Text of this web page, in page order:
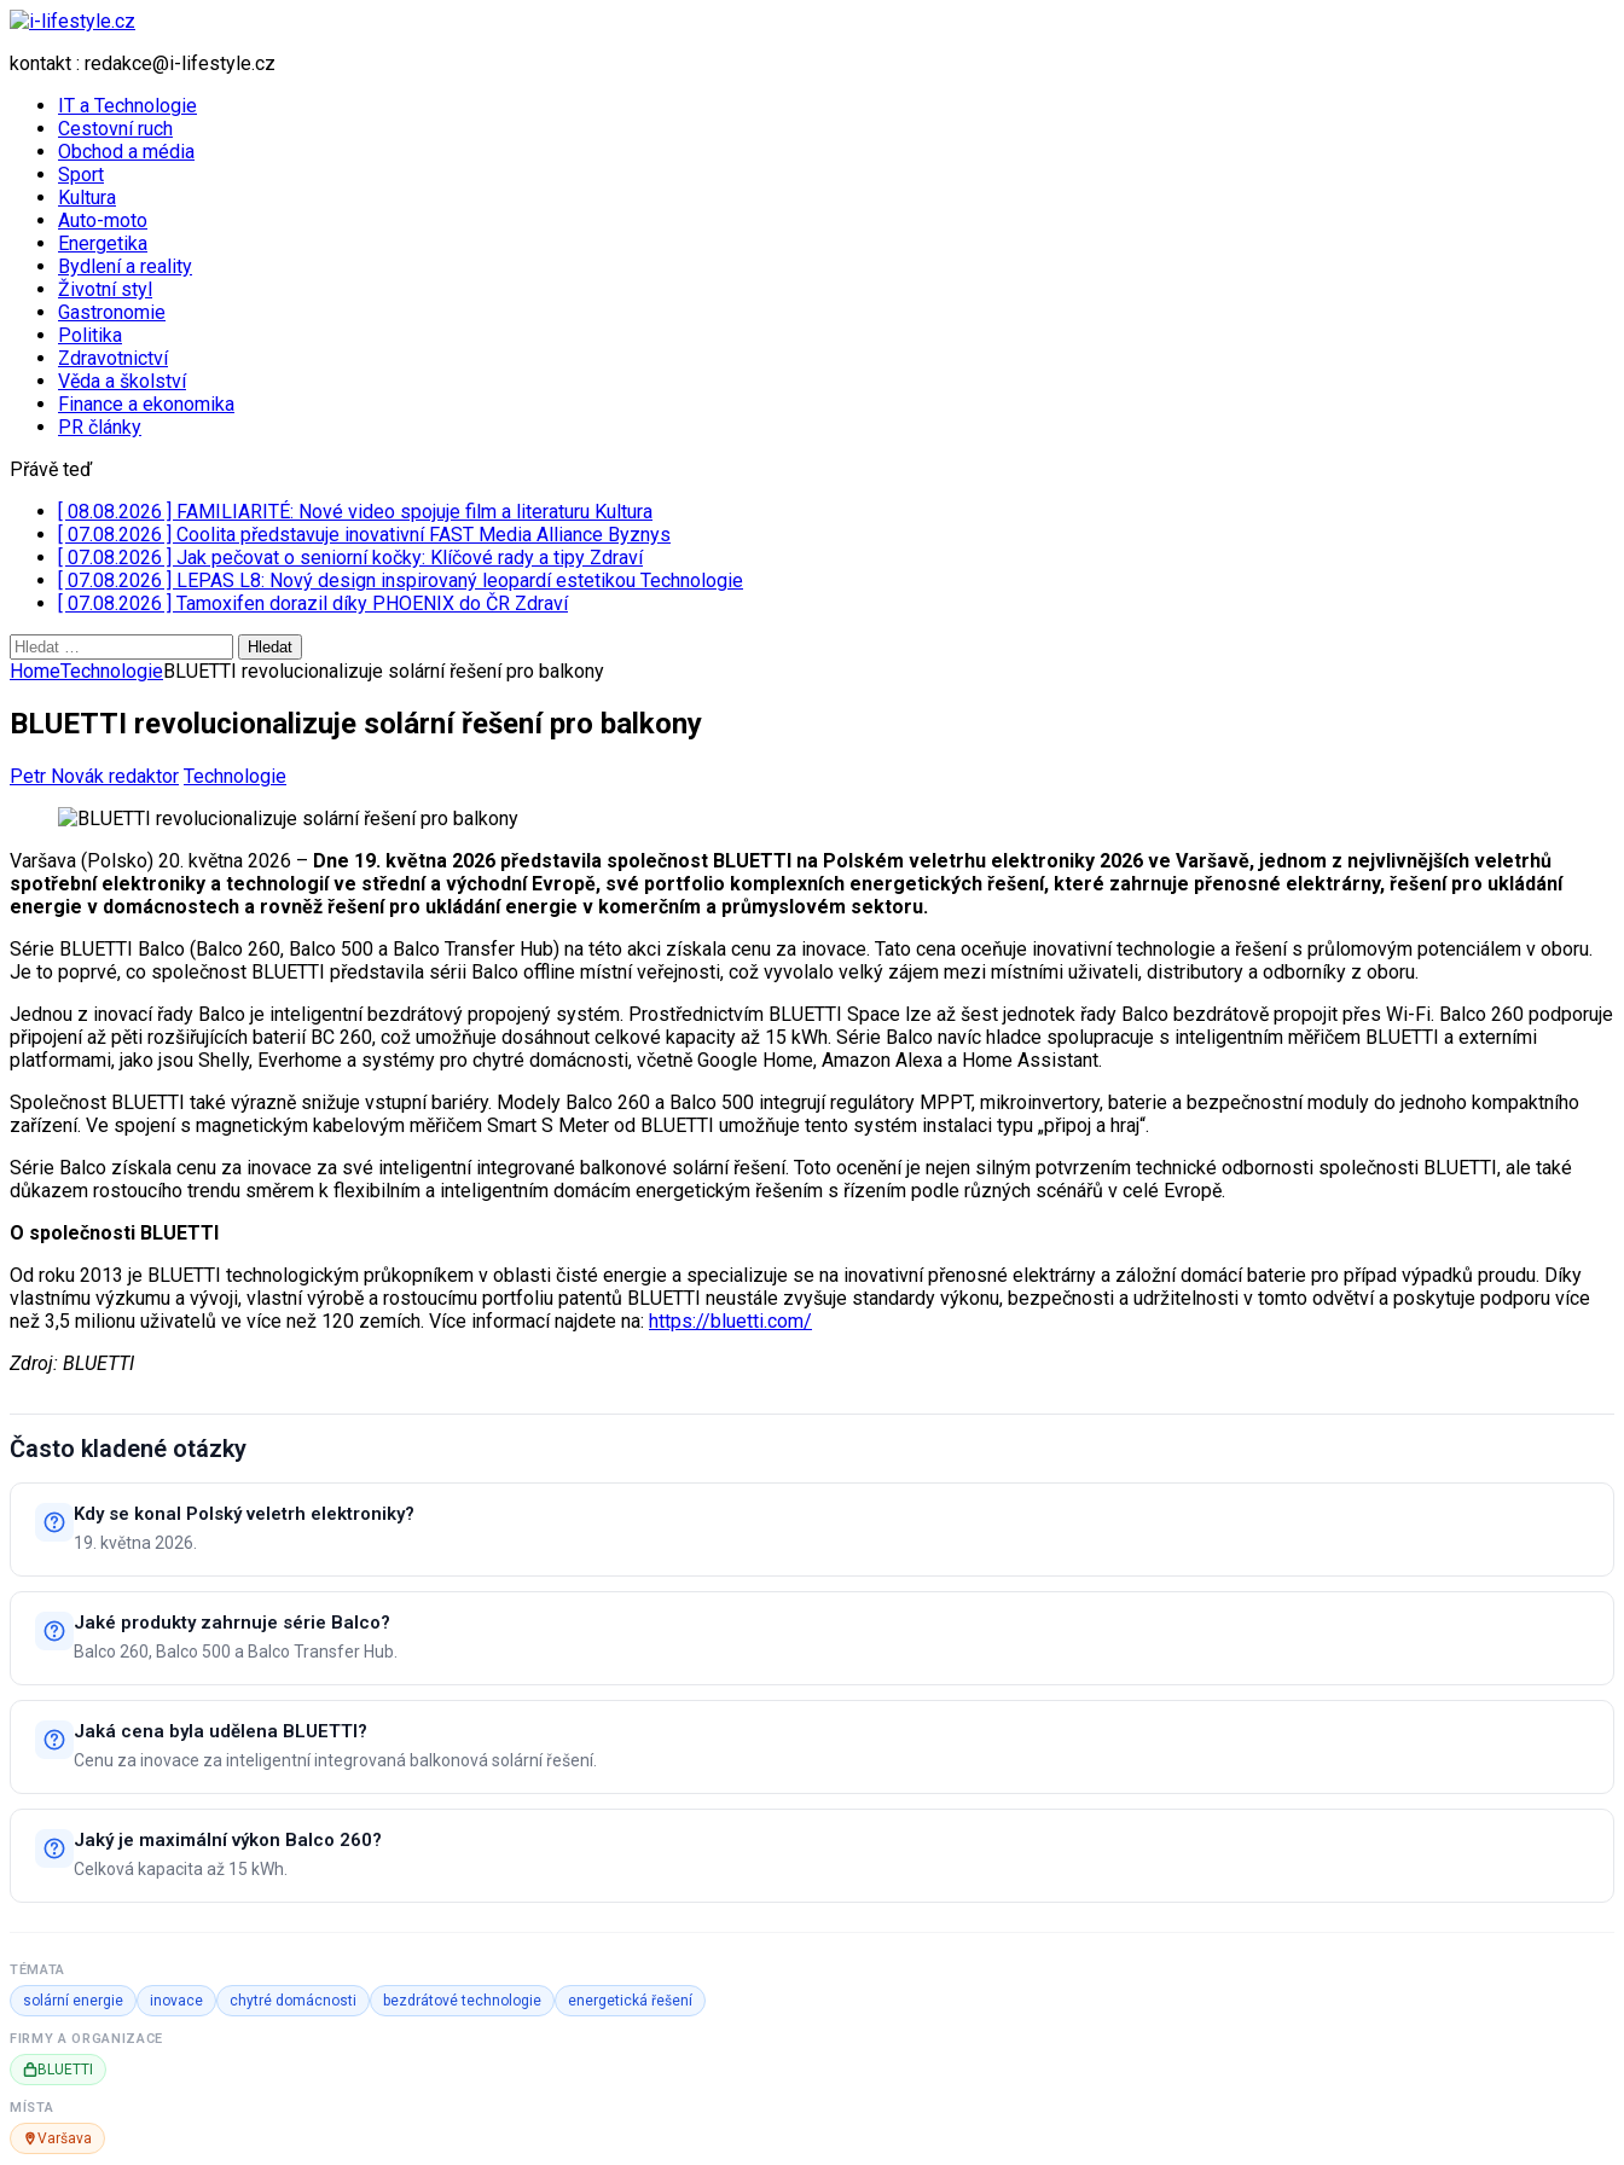
kontakt : redakce@i-lifestyle.cz
IT a Technologie
Cestovní ruch
Obchod a média
Sport
Kultura
Auto-moto
Energetika
Bydlení a reality
Životní styl
Gastronomie
Politika
Zdravotnictví
Věda a školství
Finance a ekonomika
PR články
Přávě teď
[ 08.08.2026 ] FAMILIARITÉ: Nové video spojuje film a literaturu Kultura
[ 07.08.2026 ] Coolita představuje inovativní FAST Media Alliance Byznys
[ 07.08.2026 ] Jak pečovat o seniorní kočky: Klíčové rady a tipy Zdraví
[ 07.08.2026 ] LEPAS L8: Nový design inspirovaný leopardí estetikou Technologie
[ 07.08.2026 ] Tamoxifen dorazil díky PHOENIX do ČR Zdraví
Vyhledávání
HomeTechnologieBLUETTI revolucionalizuje solární řešení pro balkony
BLUETTI revolucionalizuje solární řešení pro balkony
Petr Novák redaktor Technologie
Varšava (Polsko) 20. května 2026 – Dne 19. května 2026 představila společnost BLUETTI na Polském veletrhu elektroniky 2026 ve Varšavě, jednom z nejvlivnějších veletrhů
spotřební elektroniky a technologií ve střední a východní Evropě, své portfolio komplexních energetických řešení, které zahrnuje přenosné elektrárny, řešení pro ukládání
energie v domácnostech a rovněž řešení pro ukládání energie v komerčním a průmyslovém sektoru.
Série BLUETTI Balco (Balco 260, Balco 500 a Balco Transfer Hub) na této akci získala cenu za inovace. Tato cena oceňuje inovativní technologie a řešení s průlomovým potenciálem v oboru.
Je to poprvé, co společnost BLUETTI představila sérii Balco offline místní veřejnosti, což vyvolalo velký zájem mezi místními uživateli, distributory a odborníky z oboru.
Jednou z inovací řady Balco je inteligentní bezdrátový propojený systém. Prostřednictvím BLUETTI Space lze až šest jednotek řady Balco bezdrátově propojit přes Wi-Fi. Balco 260 podporuje
připojení až pěti rozšiřujících baterií BC 260, což umožňuje dosáhnout celkové kapacity až 15 kWh. Série Balco navíc hladce spolupracuje s inteligentním měřičem BLUETTI a externími
platformami, jako jsou Shelly, Everhome a systémy pro chytré domácnosti, včetně Google Home, Amazon Alexa a Home Assistant.
Společnost BLUETTI také výrazně snižuje vstupní bariéry. Modely Balco 260 a Balco 500 integrují regulátory MPPT, mikroinvertory, baterie a bezpečnostní moduly do jednoho kompaktního
zařízení. Ve spojení s magnetickým kabelovým měřičem Smart S Meter od BLUETTI umožňuje tento systém instalaci typu „připoj a hraj“.
Série Balco získala cenu za inovace za své inteligentní integrované balkonové solární řešení. Toto ocenění je nejen silným potvrzením technické odbornosti společnosti BLUETTI, ale také
důkazem rostoucího trendu směrem k flexibilním a inteligentním domácím energetickým řešením s řízením podle různých scénářů v celé Evropě.
O společnosti BLUETTI
Od roku 2013 je BLUETTI technologickým průkopníkem v oblasti čisté energie a specializuje se na inovativní přenosné elektrárny a záložní domácí baterie pro případ výpadků proudu. Díky
vlastnímu výzkumu a vývoji, vlastní výrobě a rostoucímu portfoliu patentů BLUETTI neustále zvyšuje standardy výkonu, bezpečnosti a udržitelnosti v tomto odvětví a poskytuje podporu více
než 3,5 milionu uživatelů ve více než 120 zemích. Více informací najdete na: https://bluetti.com/
Zdroj: BLUETTI
Často kladené otázky
Kdy se konal Polský veletrh elektroniky?
19. května 2026.
Jaké produkty zahrnuje série Balco?
Balco 260, Balco 500 a Balco Transfer Hub.
Jaká cena byla udělena BLUETTI?
Cenu za inovace za inteligentní integrovaná balkonová solární řešení.
Jaký je maximální výkon Balco 260?
Celková kapacita až 15 kWh.
TÉMATA
solární energie inovace chytré domácnosti bezdrátové technologie energetická řešení
FIRMY A ORGANIZACE
BLUETTI
MÍSTA
Varšava